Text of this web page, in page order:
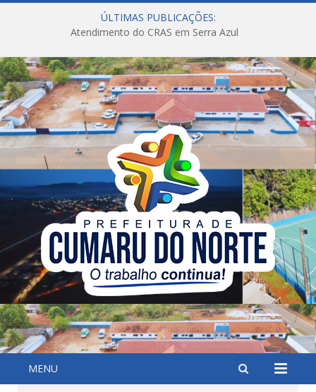
ÚLTIMAS PUBLICAÇÕES:
Atendimento do CRAS em Serra Azul
MENU